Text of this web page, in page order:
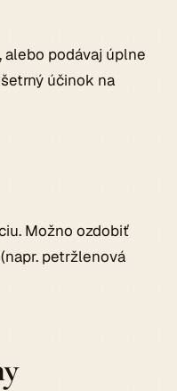
podávaj úplne
účinok na
Možno ozdobiť
petržlenová